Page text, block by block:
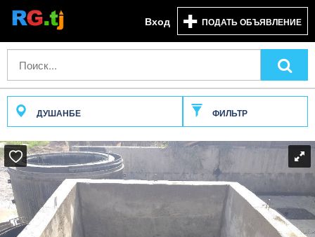
Вход ПОДАТЬ ОБЪЯВЛЕНИЕ
ДУШАНБЕ ФИЛЬТР